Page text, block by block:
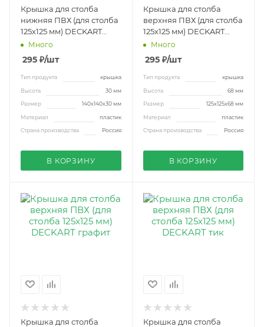
Крышка для столба
нижняя ПВХ (для столба
125х125 мм) DECKART
графит
Много
295 ₽/шт
Тип продукта крышка
Высота 30 мм
Размер 140х140х30 мм
Материал пластик
Страна производства Россия
В КОРЗИНУ
Крышка для столба
верхняя ПВХ (для столба
125х125 мм) DECKART
венге
Много
295₽/шт
Тип продукта крышка
Высота 68 мм
Размер 125х125х68 мм
Материал пластик
Страна производства Россия
В КОРЗИНУ
Крышка для столба
Крышка для столба